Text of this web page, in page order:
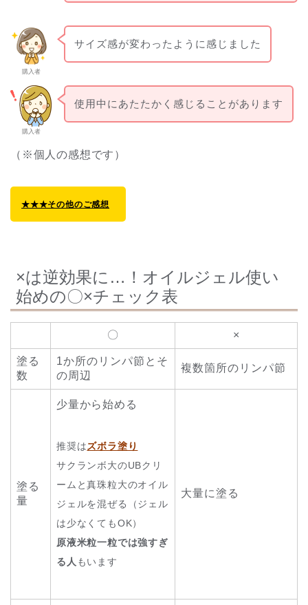
購入者
サイズ感が変わったように感じました
購入者
使用中にあたたかく感じることがあります
（※個人の感想です）
★★★その他のご感想
×は逆効果に…！オイルジェル使い
始めの〇×チェック表
〇 ×
塗る
数
1か所のリンパ節とそ
の周辺
複数箇所のリンパ節
塗る
量
少量から始める
推奨はズボラ塗り
サクランボ大のUBクリ
ームと真珠粒大のオイル
ジェルを混ぜる（ジェル
は少なくてもOK）
原液米粒一粒では強すぎ
る人 もいます
大量に塗る